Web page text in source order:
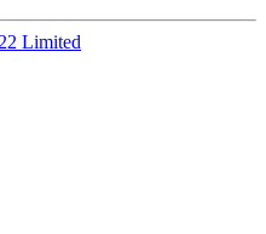
Limited